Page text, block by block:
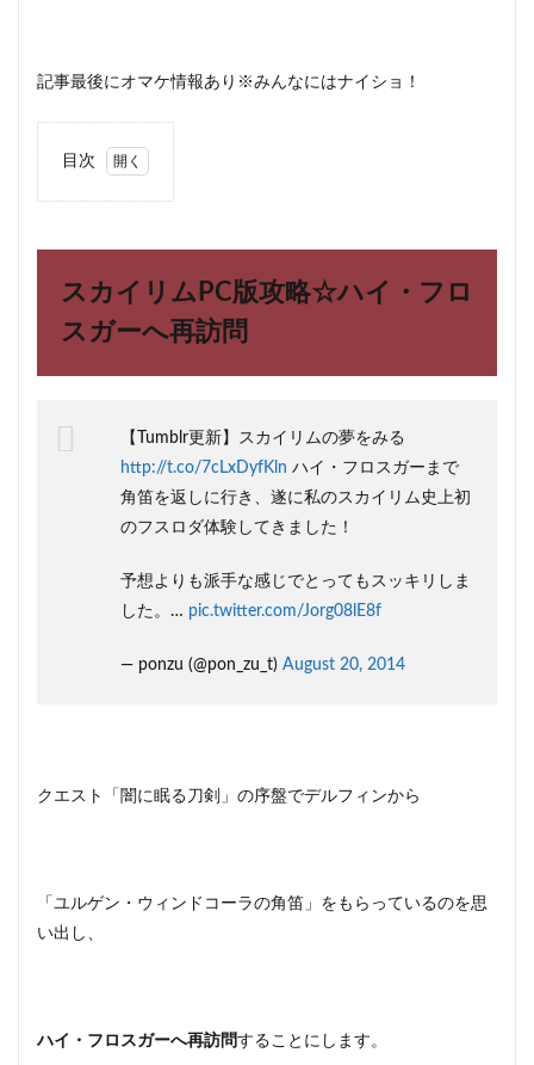
記事最後にオマケ情報あり※みんなにはナイショ！
目次
PC
版攻
略☆
ハ
ーへ
再訪
め！
スカイリムPC版攻略☆ハイ・フロ
スガーへ再訪問
【Tumblr更新】スカイリムの夢をみる
http://t.co/7cLxDyfKln ハイ・フロスガーまで
角笛を返しに行き、遂に私のスカイリム史上初
のフスロダ体験してきました！
予想よりも派手な感じでとってもスッキリしま
した。… pic.twitter.com/Jorg08lE8f
— ponzu (@pon_zu_t) August 20, 2014
クエスト「闇に眠る刀剣」の序盤でデルフィンから
「ユルゲン・ウィンドコーラの角笛」をもらっているのを思
い出し、
ハイ・フロスガーへ再訪問することにします。